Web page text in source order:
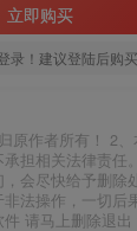
立即购买
录！建议登陆后购
原作者所有！ 2
担相关法律责任
会尽快给予删除
法操作，一切后
请马上删除退